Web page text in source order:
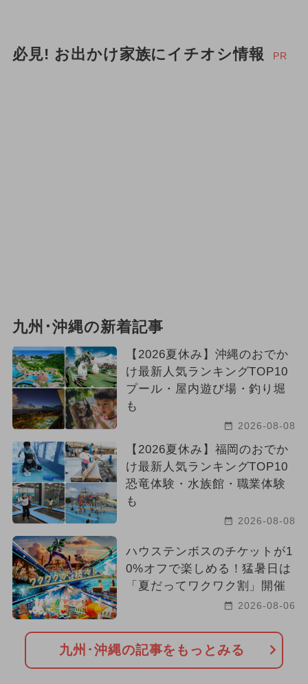
必見! お出かけ家族にイチオシ情報 PR
九州･沖縄の新着記事
【2026夏休み】沖縄のおでか
け最新人気ランキングTOP10
プール・屋内遊び場・釣り堀
も
2026-08-08
【2026夏休み】福岡のおでか
け最新人気ランキングTOP10
恐竜体験・水族館・職業体験
も
2026-08-08
ハウステンボスのチケットが1
0%オフで楽しめる！猛暑日は
「夏だってワクワク割」開催
2026-08-06
九州･沖縄の記事をもっとみる